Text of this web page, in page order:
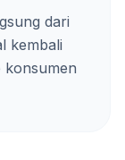
dari
kembali
konsumen